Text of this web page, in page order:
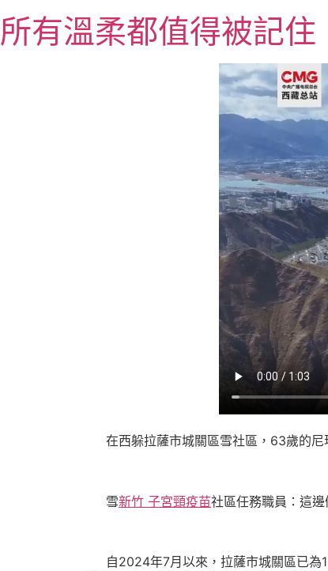
至
主所有溫柔都值得被記住
在西躲拉薩市城關區雪社區，63歲的
雪新竹 子宮頸疫苗社區任務職員：這
自2024年7月以來，拉薩市城關區已為